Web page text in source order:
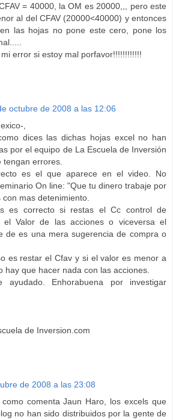
= 40000, la OM es 20000,,, pero este
al del CFAV (20000<40000) y entonces
las hojas no pone este cero, pone los
error si estoy mal porfavor!!!!!!!!!!!!
octubre de 2008 a las 12:06
,
dices las dichas hojas excel no han
por el equipo de La Escuela de Inversión
errores.
es el que aparece en el video. No
On line: "Que tu dinero trabaje por
mas detenimiento.
es correcto si restas el Cc control de
el Valor de las acciones o viceversa el
de es una mera sugerencia de compra o
es restar el Cfav y si el valor es menor a
hay que hacer nada con las acciones.
ayudado. Enhorabuena por investigar
de Inversion.com
de 2008 a las 23:08
comenta Jaun Haro, los excels que
no han sido distribuidos por la gente de